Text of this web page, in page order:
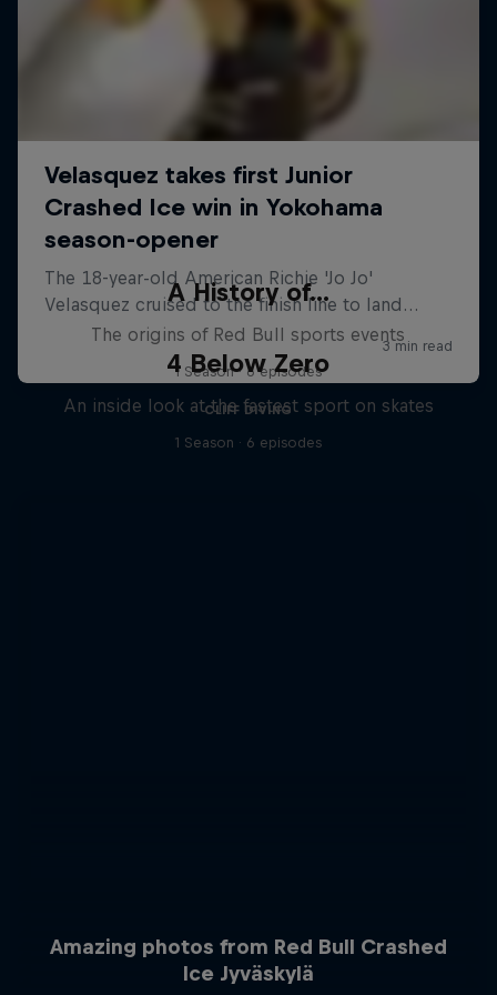
A History of...
The origins of Red Bull sports events
1 Season · 6 episodes
CLIFF DIVING
4 Below Zero
An inside look at the fastest sport on skates
1 Season · 6 episodes
Amazing photos from Red Bull Crashed
Ice Jyväskylä